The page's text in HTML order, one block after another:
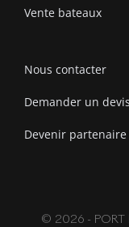
Vente bateaux
Nous contacter
Demander un devis
Devenir partenaire
© 2026 - PORT